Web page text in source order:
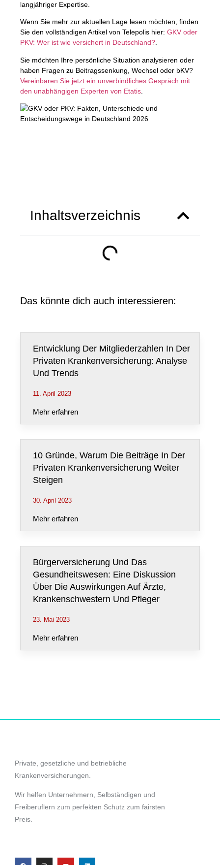
langjähriger Expertise.
Wenn Sie mehr zur aktuellen Lage lesen möchten, finden
Sie den vollständigen Artikel von Telepolis hier: GKV oder
PKV: Wer ist wie versichert in Deutschland?.
Sie möchten Ihre persönliche Situation analysieren oder
haben Fragen zu Beitragssenkung, Wechsel oder bKV?
Vereinbaren Sie jetzt ein unverbindliches Gespräch mit
den unabhängigen Experten von Etatis.
Inhaltsverzeichnis
Das könnte dich auch interessieren:
Entwicklung Der Mitgliederzahlen In Der
Privaten Krankenversicherung: Analyse
Und Trends
11. April 2023
Mehr erfahren
10 Gründe, Warum Die Beiträge In Der
Privaten Krankenversicherung Weiter
Steigen
30. April 2023
Mehr erfahren
Bürgerversicherung Und Das
Gesundheitswesen: Eine Diskussion
Über Die Auswirkungen Auf Ärzte,
Krankenschwestern Und Pfleger
23. Mai 2023
Mehr erfahren
Private, gesetzliche und betriebliche
Krankenversicherungen.
Wir helfen Unternehmern, Selbständigen und
Freiberuflern zum perfekten Schutz zum fairsten
Preis.